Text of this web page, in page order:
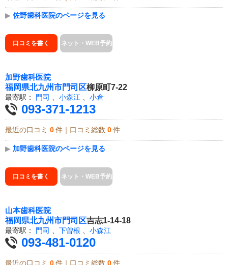
▶ 佐野歯科医院のページを見る
口コミを書く ネット・WEB予約
加野歯科医院
福岡県北九州市門司区柳原町7-22
最寄駅： 門司 小森江 小倉
093-371-1213
最近の口コミ 0 件｜口コミ総数 0 件
▶ 加野歯科医院のページを見る
口コミを書く ネット・WEB予約
山本歯科医院
福岡県北九州市門司区吉志1-14-18
最寄駅： 門司 下曽根 小森江
093-481-0120
最近の口コミ 0 件｜口コミ総数 0 件